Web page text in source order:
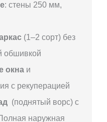
: стены 250 мм,
(1–2 сорт) без
обшивкой
окна и
с рекуперацией
(поднятый ворс) с
наружная